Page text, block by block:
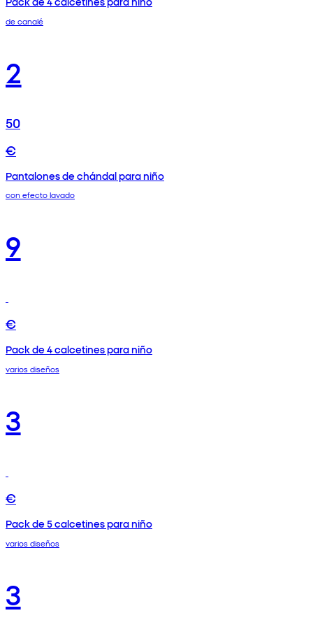
de canalé
2
50
€
Pantalones de chándal para niño
con efecto lavado
9
€
Pack de 4 calcetines para niño
varios diseños
3
€
Pack de 5 calcetines para niño
varios diseños
3